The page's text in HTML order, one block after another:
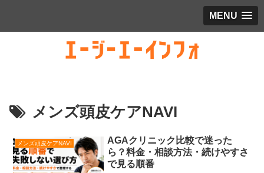
MENU
メンズ頭皮ケアNAVI
メンズ頭皮ケアNAVI
AGAクリニック比較で迷った
ら？料金・相談方法・続けやすさ
で見る順番